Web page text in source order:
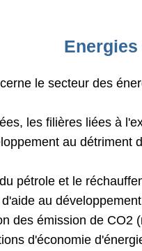
le secteur des
les filières liées à
au détriment
pétrole et le
au
des émission de CO2
d'économie